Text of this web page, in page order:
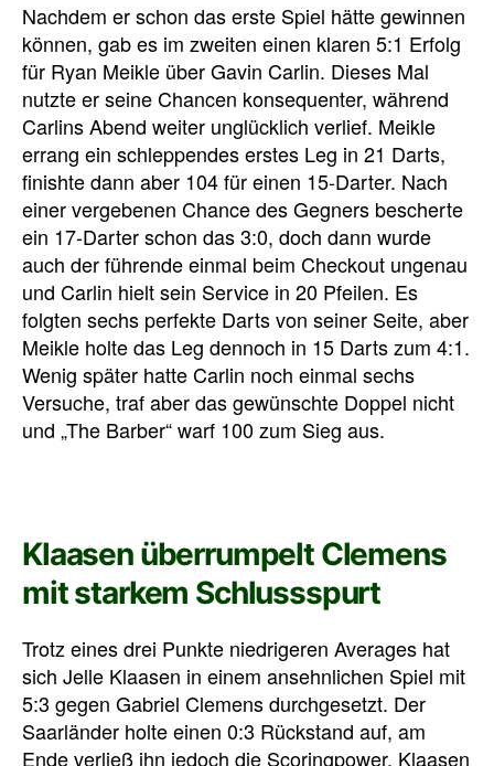
Nachdem er schon das erste Spiel hätte gewinnen
können, gab es im zweiten einen klaren 5:1 Erfolg
für Ryan Meikle über Gavin Carlin. Dieses Mal
nutzte er seine Chancen konsequenter, während
Carlins Abend weiter unglücklich verlief. Meikle
errang ein schleppendes erstes Leg in 21 Darts,
finishte dann aber 104 für einen 15-Darter. Nach
einer vergebenen Chance des Gegners bescherte
ein 17-Darter schon das 3:0, doch dann wurde
auch der führende einmal beim Checkout ungenau
und Carlin hielt sein Service in 20 Pfeilen. Es
folgten sechs perfekte Darts von seiner Seite, aber
Meikle holte das Leg dennoch in 15 Darts zum 4:1.
Wenig später hatte Carlin noch einmal sechs
Versuche, traf aber das gewünschte Doppel nicht
und „The Barber“ warf 100 zum Sieg aus.
Klaasen überrumpelt Clemens
mit starkem Schlussspurt
Trotz eines drei Punkte niedrigeren Averages hat
sich Jelle Klaasen in einem ansehnlichen Spiel mit
5:3 gegen Gabriel Clemens durchgesetzt. Der
Saarländer holte einen 0:3 Rückstand auf, am
Ende verließ ihn jedoch die Scoringpower. Klaasen